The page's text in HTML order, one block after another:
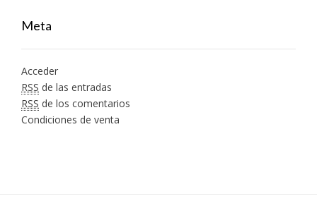
Meta
Acceder
RSS de las entradas
RSS de los comentarios
Condiciones de venta